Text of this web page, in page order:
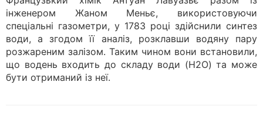
інженером Жаном Меньє, використовуючи
спеціальні газометри, у 1783 році здійснили синтез
води, а згодом її аналіз, розклавши водяну пару
розжареним залізом. Таким чином вони встановили,
що водень входить до складу води (H2O) та може
бути отриманий із неї.